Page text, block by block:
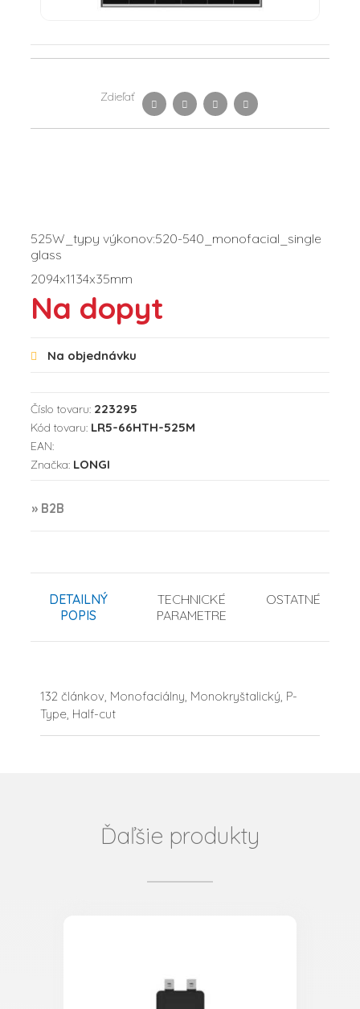
Zdieľať
525W_typy výkonov:520-540_monofacial_single
glass
2094x1134x35mm
Na dopyt
Na objednávku
Číslo tovaru: 223295
Kód tovaru: LR5-66HTH-525M
EAN:
Značka: LONGI
» B2B
DETAILNÝ
POPIS
TECHNICKÉ
PARAMETRE
OSTATNÉ
132 článkov, Monofaciálny, Monokryštalický, P-
Type, Half-cut
Ďaľšie produkty